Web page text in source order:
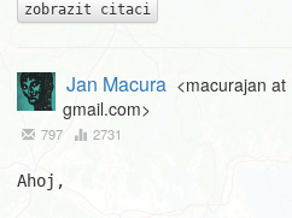
zobrazit citaci
Jan Macura <macurajan at
gmail.com>
797 2731
Ahoj,